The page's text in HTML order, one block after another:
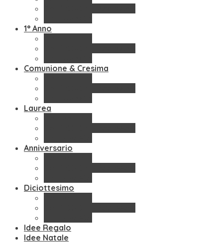
1° Anno
Comunione & Cresima
Laurea
Anniversario
Diciottesimo
Idee Regalo
Idee Natale